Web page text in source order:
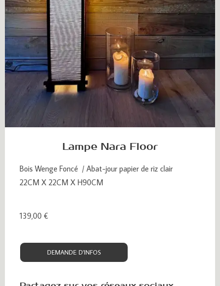
Lampe Nara Floor
Bois Wenge Foncé / Abat-jour papier de riz clair
22CM X 22CM X H90CM
139,00 €
DEMANDE D'INFOS